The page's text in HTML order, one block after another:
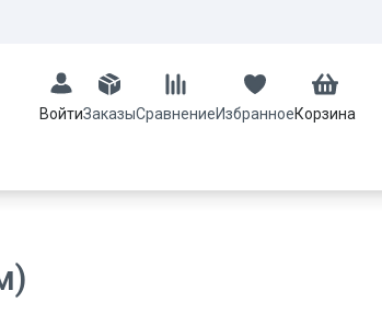
ВойтиЗаказыСравнениеИзбранноеКорзина